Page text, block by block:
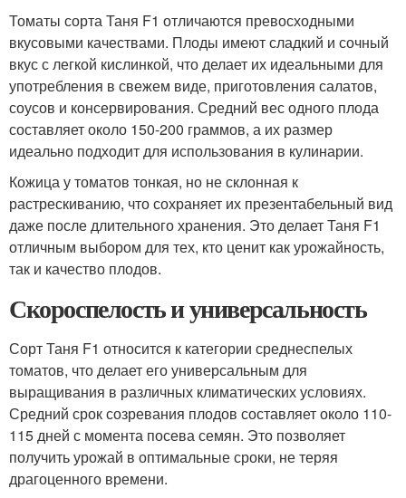
Томаты сорта Таня F1 отличаются превосходными
вкусовыми качествами. Плоды имеют сладкий и сочный
вкус с легкой кислинкой, что делает их идеальными для
употребления в свежем виде, приготовления салатов,
соусов и консервирования. Средний вес одного плода
составляет около 150-200 граммов, а их размер
идеально подходит для использования в кулинарии.
Кожица у томатов тонкая, но не склонная к
растрескиванию, что сохраняет их презентабельный вид
даже после длительного хранения. Это делает Таня F1
отличным выбором для тех, кто ценит как урожайность,
так и качество плодов.
Скороспелость и универсальность
Сорт Таня F1 относится к категории среднеспелых
томатов, что делает его универсальным для
выращивания в различных климатических условиях.
Средний срок созревания плодов составляет около 110-
115 дней с момента посева семян. Это позволяет
получить урожай в оптимальные сроки, не теряя
драгоценного времени.